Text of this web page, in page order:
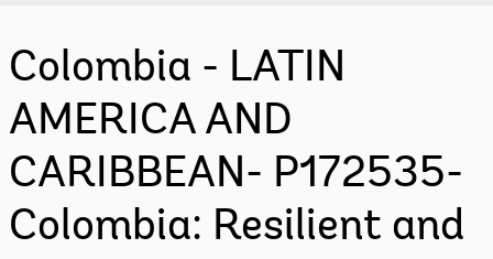
Colombia - LATIN
AMERICA AND
CARIBBEAN- P172535-
Colombia: Resilient and